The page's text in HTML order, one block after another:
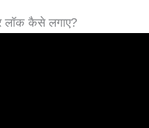
लॉक कैसे लगाए?